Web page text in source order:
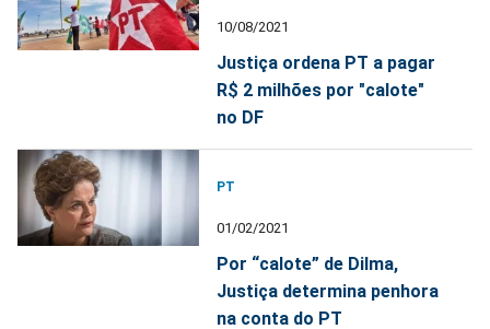
10/08/2021
Justiça ordena PT a pagar
R$ 2 milhões por "calote"
no DF
PT
01/02/2021
Por “calote” de Dilma,
Justiça determina penhora
na conta do PT